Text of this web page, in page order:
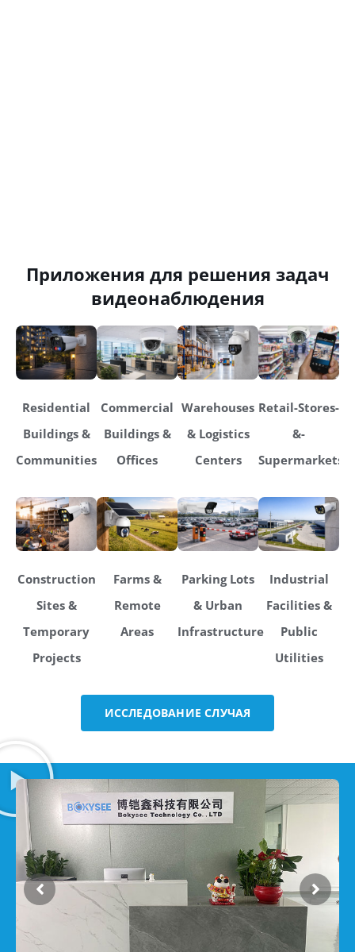
Приложения для решения задач
видеонаблюдения
Residential
Buildings &
Communities
Commercial
Buildings &
Offices
Warehouses
& Logistics
Centers
Retail-Stores-
&-
Supermarkets
Construction
Sites &
Temporary
Projects
Farms &
Remote
Areas
Parking Lots
& Urban
Infrastructure
Industrial
Facilities &
Public
Utilities
ИССЛЕДОВАНИЕ СЛУЧАЯ